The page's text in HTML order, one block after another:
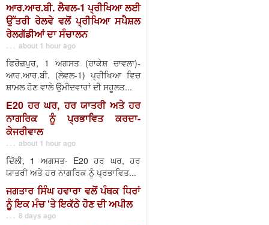
ਆਰ.ਆਰ.ਬੀ. ਲੈਵਲ-1 ਪ੍ਰੀਖਿਆ ਲਈ
ਉੱਤਰੀ ਰੇਲਵੇ ਵਲੋਂ ਪ੍ਰੀਖਿਆ ਸਪੈਸ਼ਲ
ਰੇਲਗੱਡੀਆਂ ਦਾ ਸੰਚਾਲਨ
. . . about 1 hour ago
ਫਿਰੋਜ਼ਪੁਰ, 1 ਅਗਸਤ (ਰਾਕੇਸ਼ ਚਾਵਲਾ)-
ਆਰ.ਆਰ.ਬੀ. (ਲੇਵਲ-1) ਪ੍ਰੀਖਿਆ ਵਿਚ
ਸ਼ਾਮਲ ਹੋਣ ਵਾਲੇ ਉਮੀਦਵਾਰਾਂ ਦੀ ਸਹੂਲਤ...
E20 ਹਰ ਘਰ, ਹਰ ਯਾਤਰੀ ਅਤੇ ਹਰ
ਨਾਗਰਿਕ ਨੂੰ ਪ੍ਰਭਾਵਿਤ ਕਰਦਾ-
ਕੇਜਰੀਵਾਲ
. . . about 1 hour ago
ਦਿੱਲੀ, 1 ਅਗਸਤ- E20 ਹਰ ਘਰ, ਹਰ
ਯਾਤਰੀ ਅਤੇ ਹਰ ਨਾਗਰਿਕ ਨੂੰ ਪ੍ਰਭਾਵਿਤ...
ਜਗਤਾਰ ਸਿੰਘ ਹਵਾਰਾ ਵਲੋਂ ਪੰਥਕ ਧਿਰਾਂ
ਨੂੰ ਇਕ ਮੰਚ 'ਤੇ ਇਕੱਠੇ ਹੋਣ ਦੀ ਅਪੀਲ
. . . 8 days ago